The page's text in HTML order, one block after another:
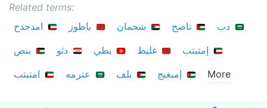
Related terms:
امدحدح
باطوز شحمان ناصح
دب
بنص
دثو بطي غليظ
إمتبتب
امتبتب
عترمه بلف إمبغبج More